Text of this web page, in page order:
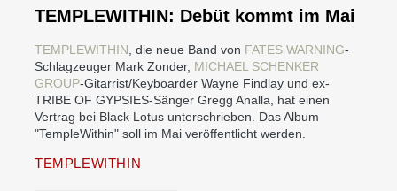
TEMPLEWITHIN: Debüt kommt im Mai
TEMPLEWITHIN, die neue Band von FATES WARNING-
Schlagzeuger Mark Zonder, MICHAEL SCHENKER
GROUP-Gitarrist/Keyboarder Wayne Findlay und ex-
TRIBE OF GYPSIES-Sänger Gregg Analla, hat einen
Vertrag bei Black Lotus unterschrieben. Das Album
"TempleWithin" soll im Mai veröffentlicht werden.
TEMPLEWITHIN